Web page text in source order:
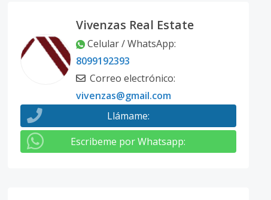
Vivenzas Real Estate
Celular / WhatsApp:
8099192393
Correo electrónico:
vivenzas@gmail.com
Llámame:
Escribeme por Whatsapp: